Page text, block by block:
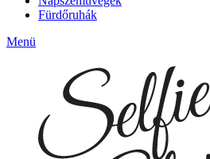
Fürdőruhák
Menü